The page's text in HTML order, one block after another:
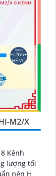
M2/X
Kênh
lượng tối
chuẩn nén H